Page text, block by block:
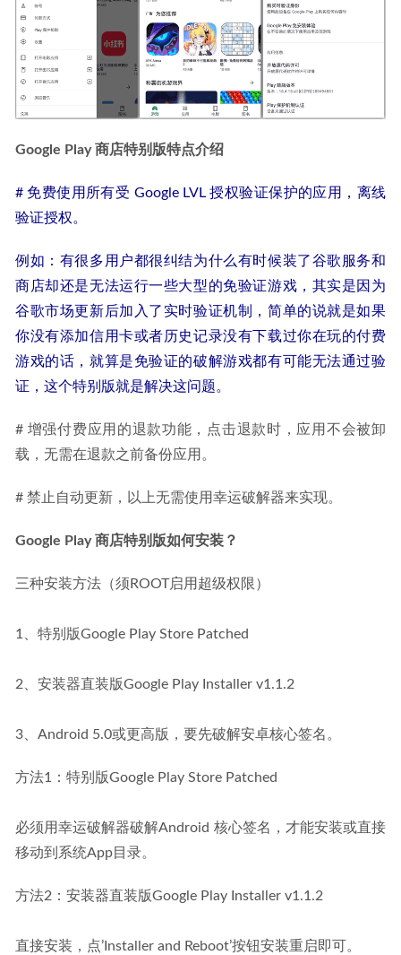
Google Play 商店特别版特点介绍
# 免费使用所有受 Google LVL 授权验证保护的应用，离线
验证授权。
例如：有很多用户都很纠结为什么有时候装了谷歌服务和
商店却还是无法运行一些大型的免验证游戏，其实是因为
谷歌市场更新后加入了实时验证机制，简单的说就是如果
你没有添加信用卡或者历史记录没有下载过你在玩的付费
游戏的话，就算是免验证的破解游戏都有可能无法通过验
证，这个特别版就是解决这问题。
# 增强付费应用的退款功能，点击退款时，应用不会被卸
载，无需在退款之前备份应用。
# 禁止自动更新，以上无需使用幸运破解器来实现。
Google Play 商店特别版如何安装？
三种安装方法（须ROOT启用超级权限）
1、特别版Google Play Store Patched
2、安装器直装版Google Play Installer v1.1.2
3、Android 5.0或更高版，要先破解安卓核心签名。
方法1：特别版Google Play Store Patched
必须用幸运破解器破解Android 核心签名，才能安装或直接
移动到系统App目录。
方法2：安装器直装版Google Play Installer v1.1.2
直接安装，点’Installer and Reboot’按钮安装重启即可。